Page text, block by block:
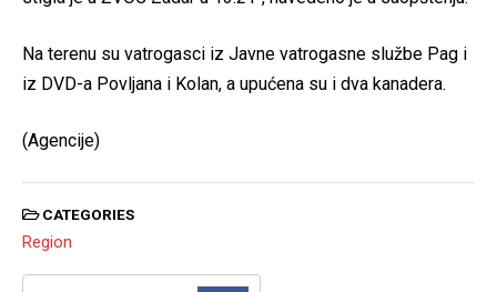
Na terenu su vatrogasci iz Javne vatrogasne službe Pag i
iz DVD-a Povljana i Kolan, a upućena su i dva kanadera.
(Agencije)
CATEGORIES
Region